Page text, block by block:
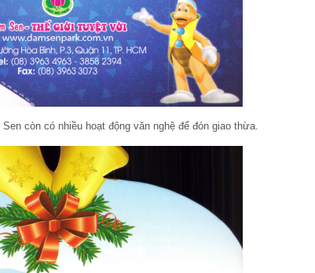
còn có nhiều hoạt động văn nghệ để đón giao thừa.